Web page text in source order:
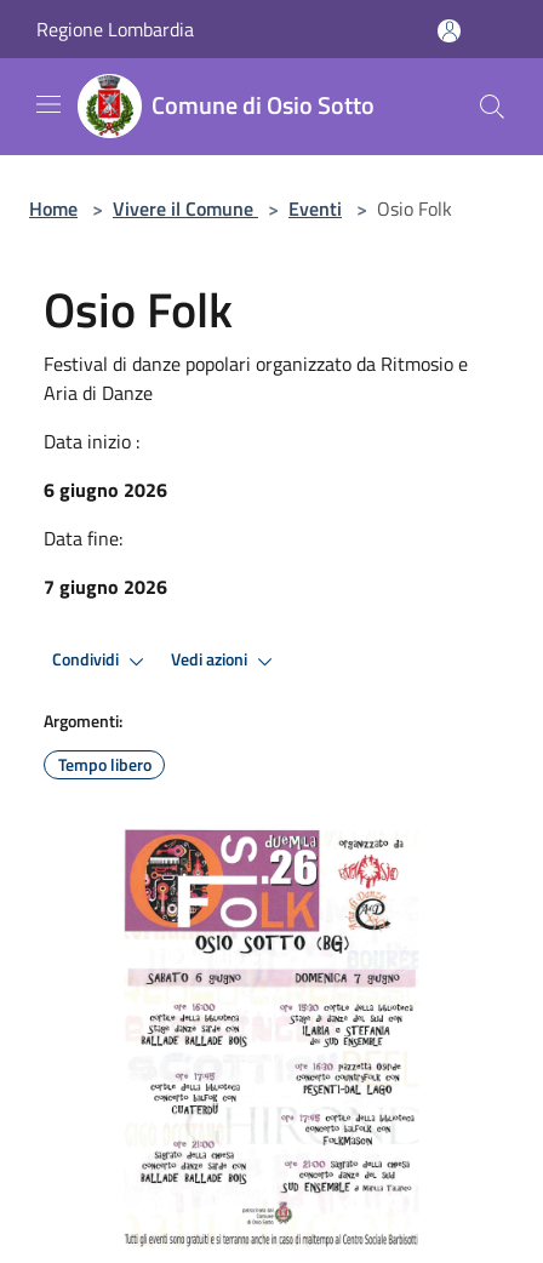
Regione Lombardia
Comune di Osio Sotto
Home > Vivere il Comune > Eventi > Osio Folk
Osio Folk
Festival di danze popolari organizzato da Ritmosio e
Aria di Danze
Data inizio :
6 giugno 2026
Data fine:
7 giugno 2026
Condividi Vedi azioni
Argomenti:
Tempo libero